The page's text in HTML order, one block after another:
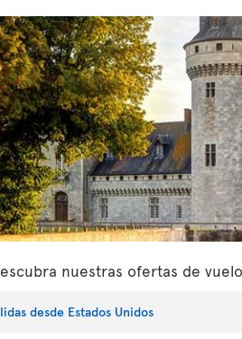
nuestras ofertas de
desde Estados Unidos